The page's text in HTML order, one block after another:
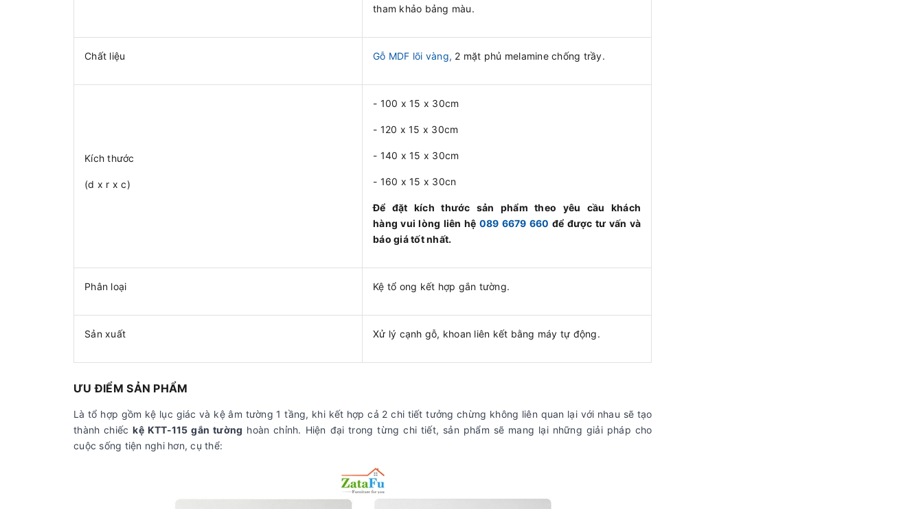
tham khảo bảng màu.
Chất liệu Gỗ MDF lõi vàng, 2 mặt phủ melamine chống trầy.
Kích thước
(d x r x c)
- 100 x 15 x 30cm
- 120 x 15 x 30cm
- 140 x 15 x 30cm
- 160 x 15 x 30cn
Để đặt kích thước sản phẩm theo yêu cầu khách
hàng vui lòng liên hệ 089 6679 660 để được tư vấn và
báo giá tốt nhất.
Phân loại Kệ tổ ong kết hợp gắn tường.
Sản xuất Xử lý cạnh gỗ, khoan liên kết bằng máy tự động.
ƯU ĐIỂM SẢN PHẨM
Là tổ hợp gồm kệ lục giác và kệ âm tường 1 tầng, khi kết hợp cả 2 chi tiết tưởng chừng không liên quan lại với nhau sẽ tạo
thành chiếckệ KTT-115 gắn tường hoàn chỉnh. Hiện đại trong từng chi tiết, sản phẩm sẽ mang lại những giải pháp cho
cuộc sống tiện nghi hơn, cụ thể: